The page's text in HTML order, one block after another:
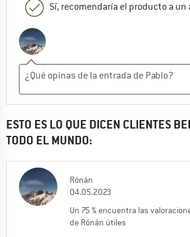
Sí, recomendaría el producto a un
ESTO ES LO QUE DICEN CLIENTES
TODO EL MUNDO:
Rónán
04.05.2023
Un 75 % encuentra las
de Rónán útiles